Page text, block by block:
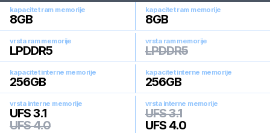
kapacitet ram memorije
8GB
kapacitet ram memorije
8GB
vrsta ram memorije
LPDDR5
vrsta ram memorije
LPDDR5
kapacitet interne memorije
256GB
kapacitet interne memorije
256GB
vrsta interne memorije
UFS 3.1
UFS 4.0
vrsta interne memorije
UFS 3.1
UFS 4.0